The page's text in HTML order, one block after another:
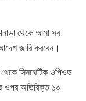
থেকে আসা সব
জারি করবেন।
সিনথেটিক ওপিওড
ওপর অতিরিক্ত ১০